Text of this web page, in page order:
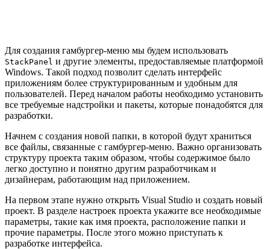
Для создания гамбургер-меню мы будем использовать
StackPanel и другие элементы, предоставляемые платформой
Windows. Такой подход позволит сделать интерфейс
приложениям более структурированным и удобным для
пользователей. Перед началом работы необходимо установить
все требуемые надстройки и пакеты, которые понадобятся для
разработки.
Начнем с создания новой папки, в которой будут храниться
все файлы, связанные с гамбургер-меню. Важно организовать
структуру проекта таким образом, чтобы содержимое было
легко доступно и понятно другим разработчикам и
дизайнерам, работающим над приложением.
На первом этапе нужно открыть Visual Studio и создать новый
проект. В разделе настроек проекта укажите все необходимые
параметры, такие как имя проекта, расположение папки и
прочие параметры. После этого можно приступать к
разработке интерфейса.